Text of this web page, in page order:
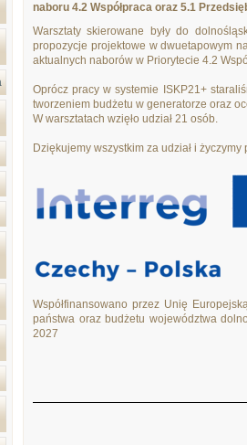
naboru 4.2 Współpraca oraz 5.1
Warsztaty skierowane były do
propozycje projektowe w dwuetapowym
aktualnych naborów w Priorytecie 4.2
Oprócz pracy w systemie ISKP21+
tworzeniem budżetu w generatorze oraz
W warsztatach wzięło udział 21 osób.
Dziękujemy wszystkim za udział i
Współfinansowano przez Unię
państwa oraz budżetu województwa
2027